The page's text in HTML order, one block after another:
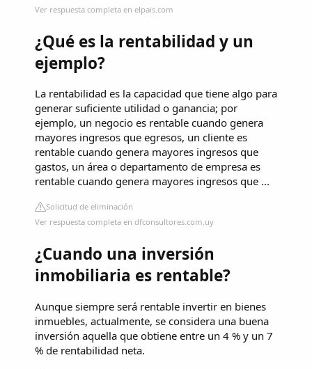
Ver respuesta completa en elpais.com
¿Qué es la rentabilidad y un
ejemplo?
La rentabilidad es la capacidad que tiene algo para
generar suficiente utilidad o ganancia; por
ejemplo, un negocio es rentable cuando genera
mayores ingresos que egresos, un cliente es
rentable cuando genera mayores ingresos que
gastos, un área o departamento de empresa es
rentable cuando genera mayores ingresos que ...
Solicitud de eliminación
Ver respuesta completa en dfconsultores.com.uy
¿Cuando una inversión
inmobiliaria es rentable?
Aunque siempre será rentable invertir en bienes
inmuebles, actualmente, se considera una buena
inversión aquella que obtiene entre un 4 % y un 7
% de rentabilidad neta.